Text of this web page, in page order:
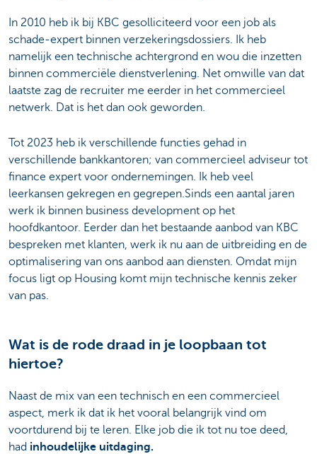
In 2010 heb ik bij KBC gesolliciteerd voor een job als
schade-expert binnen verzekeringsdossiers. Ik heb
namelijk een technische achtergrond en wou die inzetten
binnen commerciële dienstverlening. Net omwille van dat
laatste zag de recruiter me eerder in het commercieel
netwerk. Dat is het dan ook geworden.
Tot 2023 heb ik verschillende functies gehad in
verschillende bankkantoren; van commercieel adviseur tot
finance expert voor ondernemingen. Ik heb veel
leerkansen gekregen en gegrepen.Sinds een aantal jaren
werk ik binnen business development op het
hoofdkantoor. Eerder dan het bestaande aanbod van KBC
bespreken met klanten, werk ik nu aan de uitbreiding en de
optimalisering van ons aanbod aan diensten. Omdat mijn
focus ligt op Housing komt mijn technische kennis zeker
van pas.
Wat is de rode draad in je loopbaan tot
hiertoe?
Naast de mix van een technisch en een commercieel
aspect, merk ik dat ik het vooral belangrijk vind om
voortdurend bij te leren. Elke job die ik tot nu toe deed,
had inhoudelijke uitdaging.